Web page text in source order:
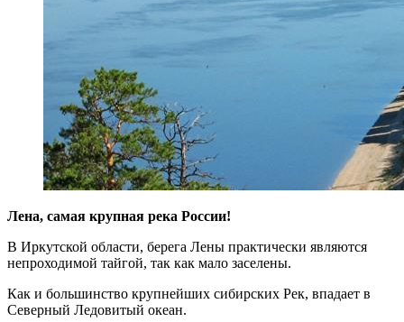
Лена, самая крупная река России!
В Иркутской области, берега Лены практически являются
непроходимой тайгой, так как мало заселены.
Как и большинство крупнейших сибирских Рек, впадает в
Северный Ледовитый океан.